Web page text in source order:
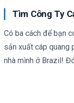
Tìm Công Ty
Có ba cách để bạn
sản xuất cáp quang
nhà mình ở Brazil!